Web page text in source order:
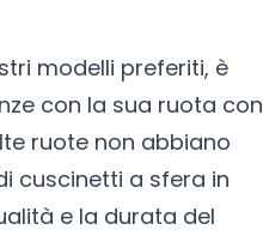
modelli preferiti, è
con la sua ruota con
ruote non abbiano
cuscinetti a sfera in
e la durata del